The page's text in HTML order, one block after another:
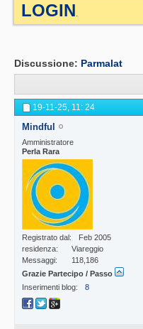
LOGIN.
Discussione: Parmalat
19-11-25, 11: 24
Mindful
Amministratore
Perla Rara
Registrato dal
Feb 2005
residenza
Viareggio
Messaggi
118,186
Grazie Partecipo / Passo
Inserimenti blog
8